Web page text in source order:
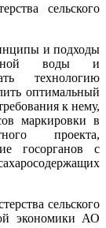
сельского
и подходы
воды и
технологию
оптимальный
к нему,
маркировки в
проекта,
госорганов с
сельского
экономики АО